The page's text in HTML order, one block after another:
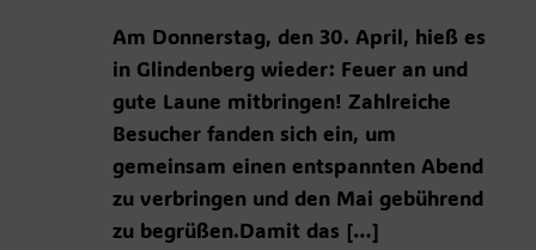
Am Donnerstag, den 30. April, hieß es
in Glindenberg wieder: Feuer an und
gute Laune mitbringen! Zahlreiche
Besucher fanden sich ein, um
gemeinsam einen entspannten Abend
zu verbringen und den Mai gebührend
zu begrüßen.Damit das […]